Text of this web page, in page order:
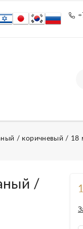
/ коричневый / 18
/